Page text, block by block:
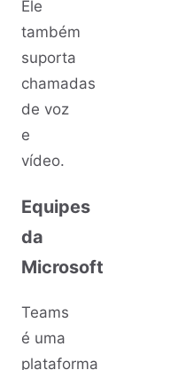
Ele
também
suporta
chamadas
de voz
e
vídeo.
Equipes
da
Microsoft
Teams
é uma
plataforma